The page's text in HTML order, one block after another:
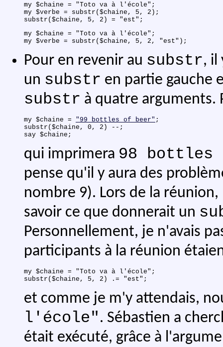
my $chaine = "Toto va à l'école";
my $verbe = substr($chaine, 5, 2);
my $chaine = "Toto va à l'école";
Pour en revenir au substr, il
un substr en partie gauche
substr à quatre arguments.
my $chaine = "99 bottles of beer" ;
substr($chaine, 0, 2) --;
qui imprimera 98 bottles
pense qu'il y aura des
nombre 9). Lors de la
savoir ce que donnerait un
Personnellement, je n'avais
participants à la réunion
my $chaine = "Toto va à l'école";
et comme je m'y attendais,
l'école". Sébastien a
était exécuté, grâce à